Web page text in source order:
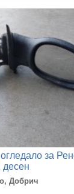
за
десен
Добрич